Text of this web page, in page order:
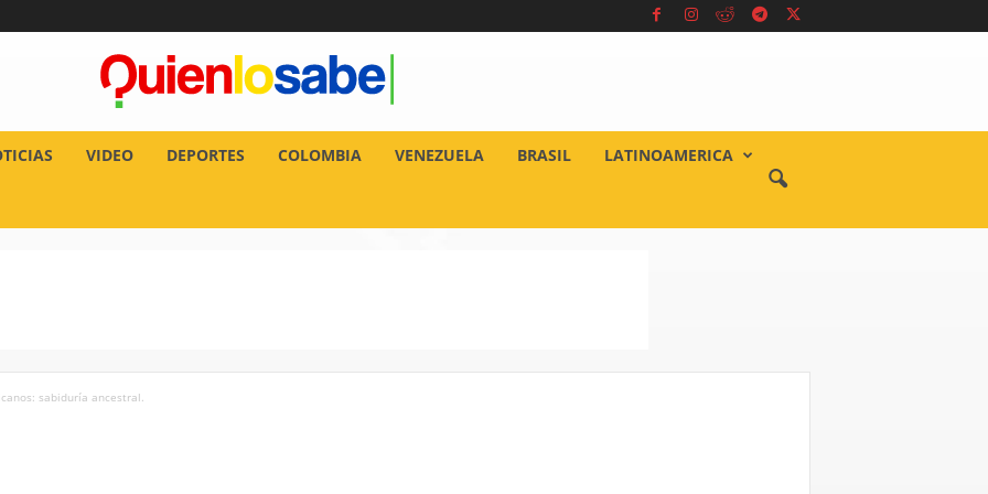
VIDEO DEPORTES COLOMBIA VENEZUELA BRASIL LATINOAMERICA
sabiduría ancestral.